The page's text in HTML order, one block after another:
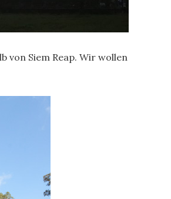
von Siem Reap. Wir wollen